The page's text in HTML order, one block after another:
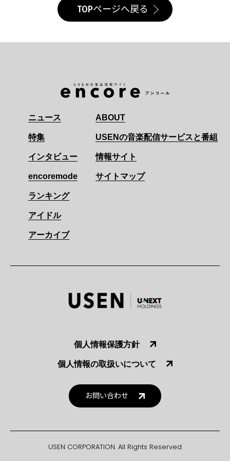
TOPページへ戻る
ニュース
特集
インタビュー
encoremode
ランキング
アイドル
アーカイブ
ABOUT
USENの音楽配信サービスと番組
情報サイト
サイトマップ
個人情報保護方針
個人情報の取扱いについて
お問い合わせ
USEN CORPORATION. All Rights Reserved